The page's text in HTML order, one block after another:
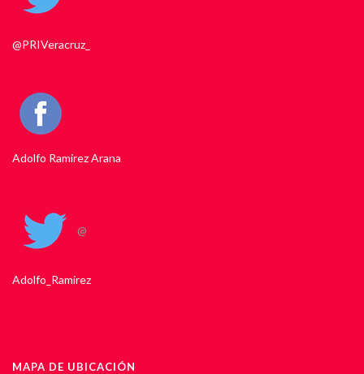
@PRIVeracruz_
Adolfo Ramirez Arana
@
Adolfo_Ramirez
MAPA DE UBICACIÓN